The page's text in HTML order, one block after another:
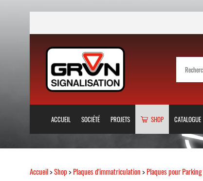
ACCUEIL SOCIÉTÉ PROJETS SHOP CATALOGUE
Accueil>Shop>Plaques d'immatriculation>Plaques pour Parking